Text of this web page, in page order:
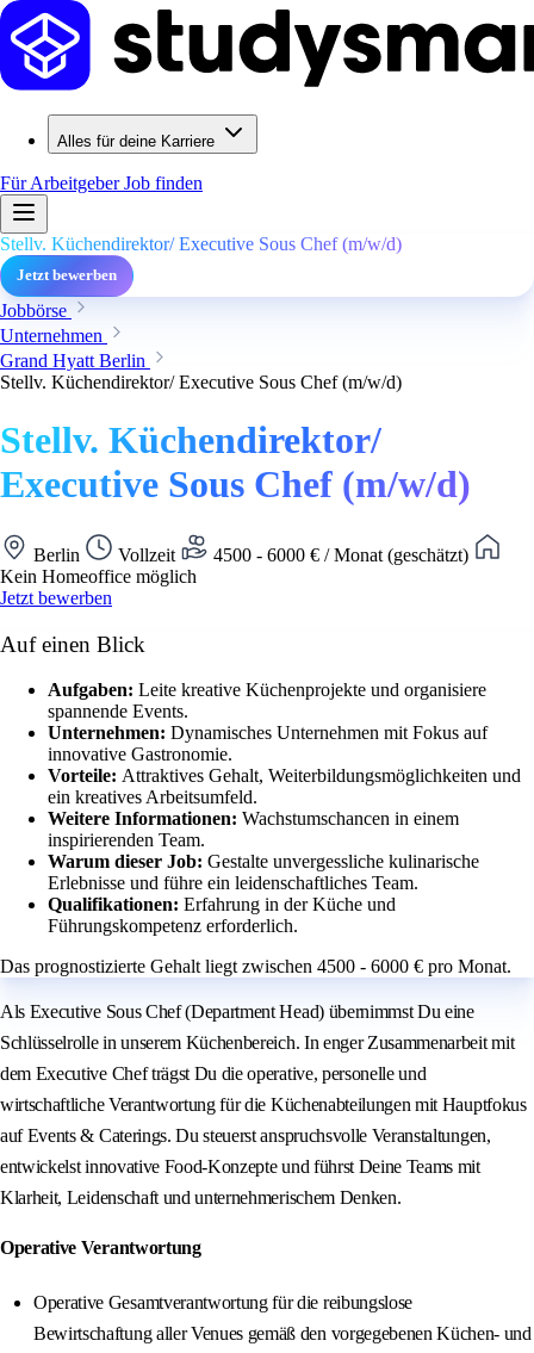
Alles für deine Karriere
Für ArbeitgeberJob finden
Stellv. Küchendirektor/ Executive Sous Chef (m/w/d)
Jetzt bewerben
Jobbörse
Unternehmen
Grand Hyatt Berlin
Stellv. Küchendirektor/ Executive Sous Chef (m/w/d)
Stellv. Küchendirektor/
Executive Sous Chef (m/w/d)
Berlin Vollzeit
4500 - 6000 € / Monat (geschätzt)
Kein Homeoffice möglich
Jetzt bewerben
Auf einen Blick
Aufgaben: Leite kreative Küchenprojekte und organisiere
spannende Events.
Unternehmen: Dynamisches Unternehmen mit Fokus auf
innovative Gastronomie.
Vorteile: Attraktives Gehalt, Weiterbildungsmöglichkeiten und
ein kreatives Arbeitsumfeld.
Weitere Informationen: Wachstumschancen in einem
inspirierenden Team.
Warum dieser Job: Gestalte unvergessliche kulinarische
Erlebnisse und führe ein leidenschaftliches Team.
Qualifikationen: Erfahrung in der Küche und
Führungskompetenz erforderlich.
Das prognostizierte Gehalt liegt zwischen 4500 - 6000 € pro Monat.
Als Executive Sous Chef (Department Head) übernimmst Du eine
Schlüsselrolle in unserem Küchenbereich. In enger Zusammenarbeit mit
dem Executive Chef trägst Du die operative, personelle und
wirtschaftliche Verantwortung für die Küchenabteilungen mit Hauptfokus
auf Events & Caterings. Du steuerst anspruchsvolle Veranstaltungen,
entwickelst innovative Food-Konzepte und führst Deine Teams mit
Klarheit, Leidenschaft und unternehmerischem Denken.
Operative Verantwortung
Operative Gesamtverantwortung für die reibungslose
Bewirtschaftung aller Venues gemäß den vorgegebenen Küchen- und